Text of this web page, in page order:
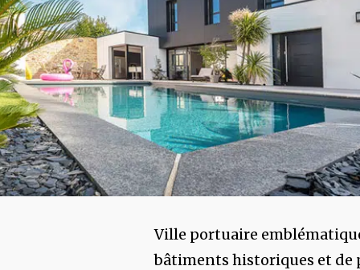
Ville portuaire
bâtiments historiques et de